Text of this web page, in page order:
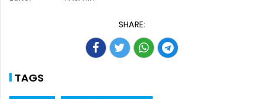
SHARE:
TAGS